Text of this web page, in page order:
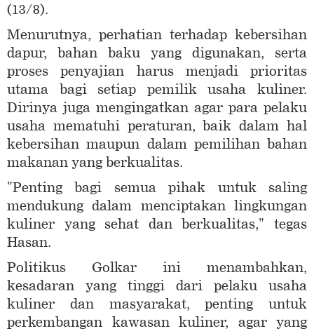
(13/8).
Menurutnya, perhatian terhadap kebersihan
dapur, bahan baku yang digunakan, serta
proses penyajian harus menjadi prioritas
utama bagi setiap pemilik usaha kuliner.
Dirinya juga mengingatkan agar para pelaku
usaha mematuhi peraturan, baik dalam hal
kebersihan maupun dalam pemilihan bahan
makanan yang berkualitas.
"Penting bagi semua pihak untuk saling
mendukung dalam menciptakan lingkungan
kuliner yang sehat dan berkualitas," tegas
Hasan.
Politikus Golkar ini menambahkan,
kesadaran yang tinggi dari pelaku usaha
kuliner dan masyarakat, penting untuk
perkembangan kawasan kuliner, agar yang